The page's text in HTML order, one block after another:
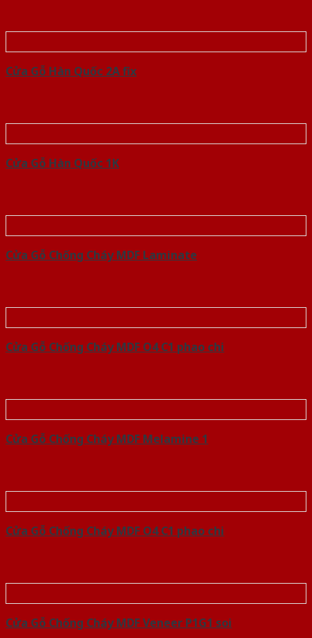
Cửa Gỗ Hàn Quốc 2A fix
Cửa Gỗ Hàn Quốc 1K
Cửa Gỗ Chống Cháy MDF Laminate
Cửa Gỗ Chống Cháy MDF O4 C1 phao chi
Cửa Gỗ Chống Cháy MDF Melamine 1
Cửa Gỗ Chống Cháy MDF O4 C1 phao chi
Cửa Gỗ Chống Cháy MDF Veneer P1G1 soi